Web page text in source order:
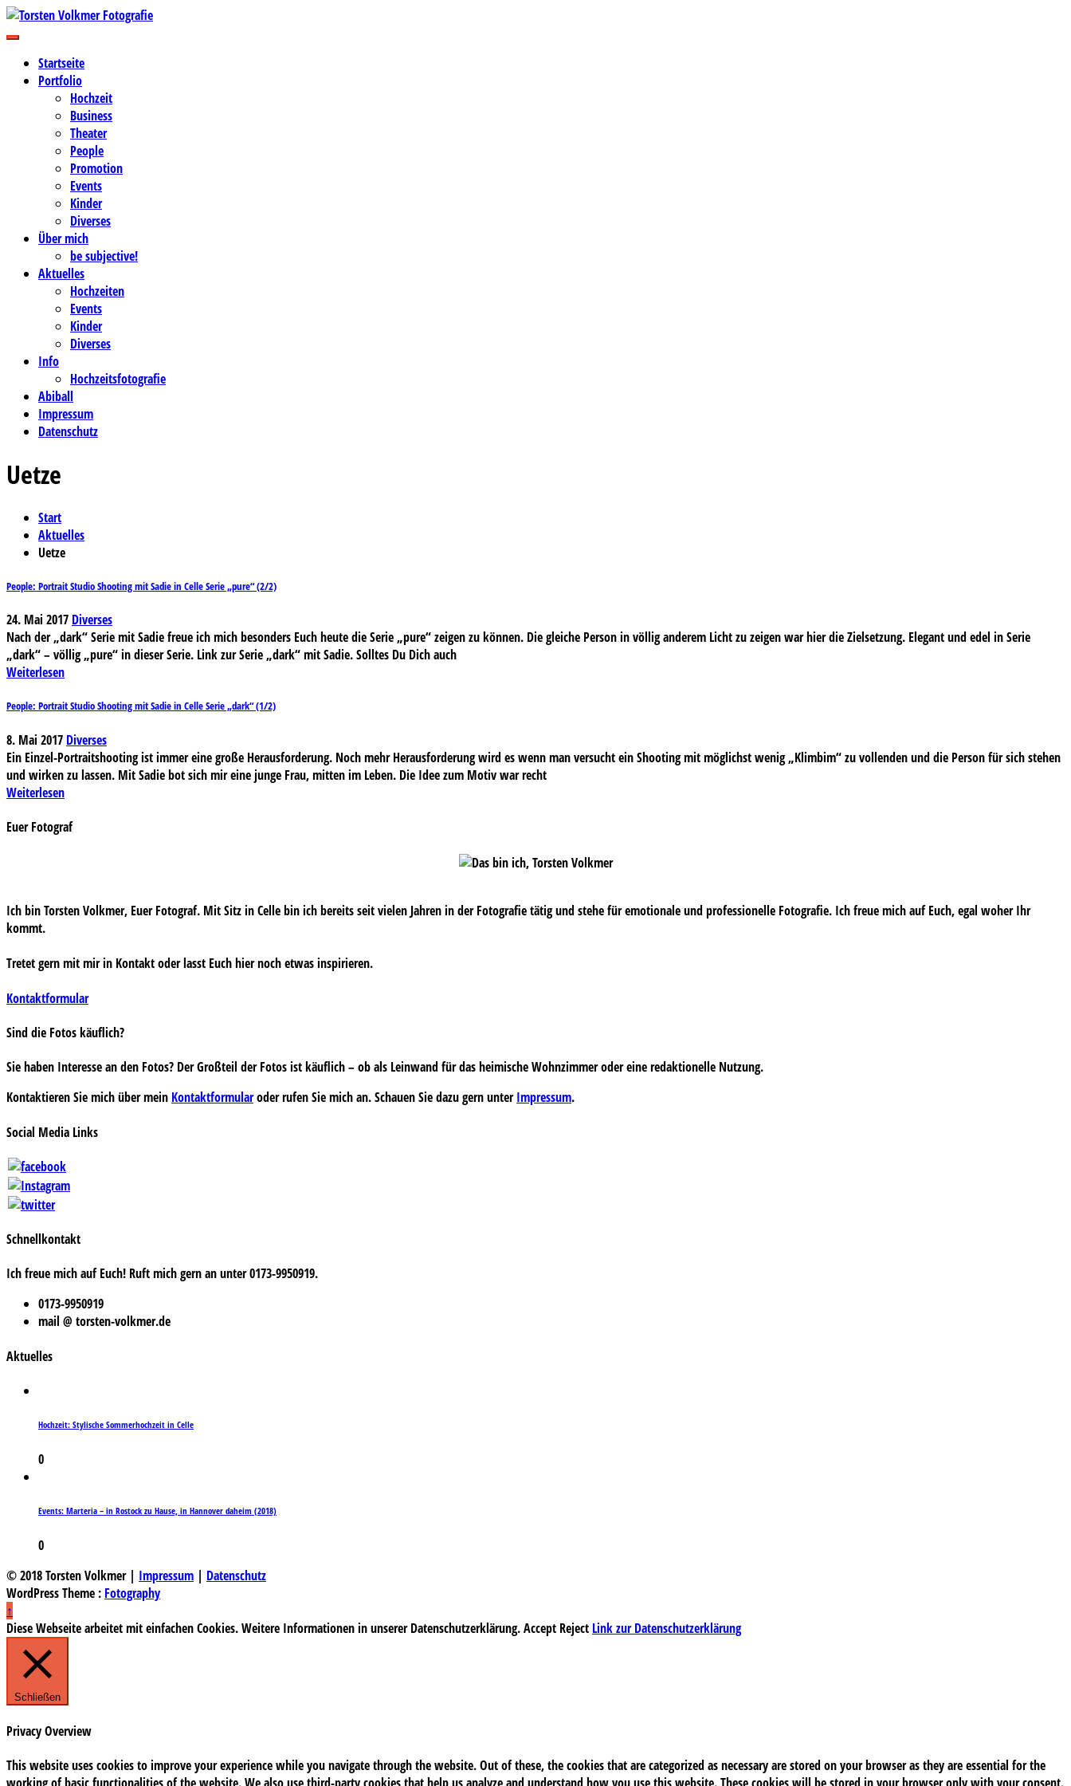
Zum
Inhalt
Torsten Volkmer Fotografie
Business-, Portrait- und Hochzeitsfotografie
Startseite
Portfolio
Hochzeit
Business
Theater
People
Promotion
Events
Kinder
Diverses
Über mich
be subjective!
Aktuelles
Hochzeiten
Events
Kinder
Diverses
Info
Hochzeitsfotografie
Abiball
Impressum
Datenschutz
Uetze
Start
Aktuelles
Uetze
People: Portrait Studio Shooting mit Sadie in Celle Serie „pure“ (2/2)
24. Mai 2017 Diverses
Nach der „dark“ Serie mit Sadie freue ich mich besonders Euch heute die Serie „pure“ zeigen zu können. Die gleiche Person in völlig anderem Licht zu zeigen war hier die Zielsetzung. Elegant und edel in Serie
„dark“ – völlig „pure“ in dieser Serie. Link zur Serie „dark“ mit Sadie. Solltes Du Dich auch
Weiterlesen
People: Portrait Studio Shooting mit Sadie in Celle Serie „dark“ (1/2)
8. Mai 2017 Diverses
Ein Einzel-Portraitshooting ist immer eine große Herausforderung. Noch mehr Herausforderung wird es wenn man versucht ein Shooting mit möglichst wenig „Klimbim“ zu vollenden und die Person für sich stehen
und wirken zu lassen. Mit Sadie bot sich mir eine junge Frau, mitten im Leben. Die Idee zum Motiv war recht
Weiterlesen
Euer Fotograf
Ich bin Torsten Volkmer, Euer Fotograf. Mit Sitz in Celle bin ich bereits seit vielen Jahren in der Fotografie tätig und stehe für emotionale und professionelle Fotografie. Ich freue mich auf Euch, egal woher Ihr
kommt.
Tretet gern mit mir in Kontakt oder lasst Euch hier noch etwas inspirieren.
Kontaktformular
Sind die Fotos käuflich?
Sie haben Interesse an den Fotos? Der Großteil der Fotos ist käuflich – ob als Leinwand für das heimische Wohnzimmer oder eine redaktionelle Nutzung.
Kontaktieren Sie mich über mein Kontaktformularoder rufen Sie mich an. Schauen Sie dazu gern unterImpressum.
Social Media Links
Schnellkontakt
Ich freue mich auf Euch! Ruft mich gern an unter 0173-9950919.
0173-9950919
mail @ torsten-volkmer.de
Aktuelles
Hochzeit: Stylische Sommerhochzeit in Celle
0
Events: Marteria – in Rostock zu Hause, in Hannover daheim (2018)
0
© 2018 Torsten Volkmer | Impressum | Datenschutz
WordPress Theme : Fotography
↑
Diese Webseite arbeitet mit einfachen Cookies. Weitere Informationen in unserer Datenschutzerklärung.Accept Reject Link zur Datenschutzerklärung
Schließen
Privacy Overview
This website uses cookies to improve your experience while you navigate through the website. Out of these, the cookies that are categorized as necessary are stored on your browser as they are essential for the